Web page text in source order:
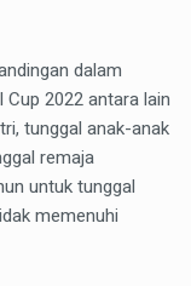
dalam
2022 antara lain
tunggal anak-anak
remaja
untuk tunggal
memenuhi